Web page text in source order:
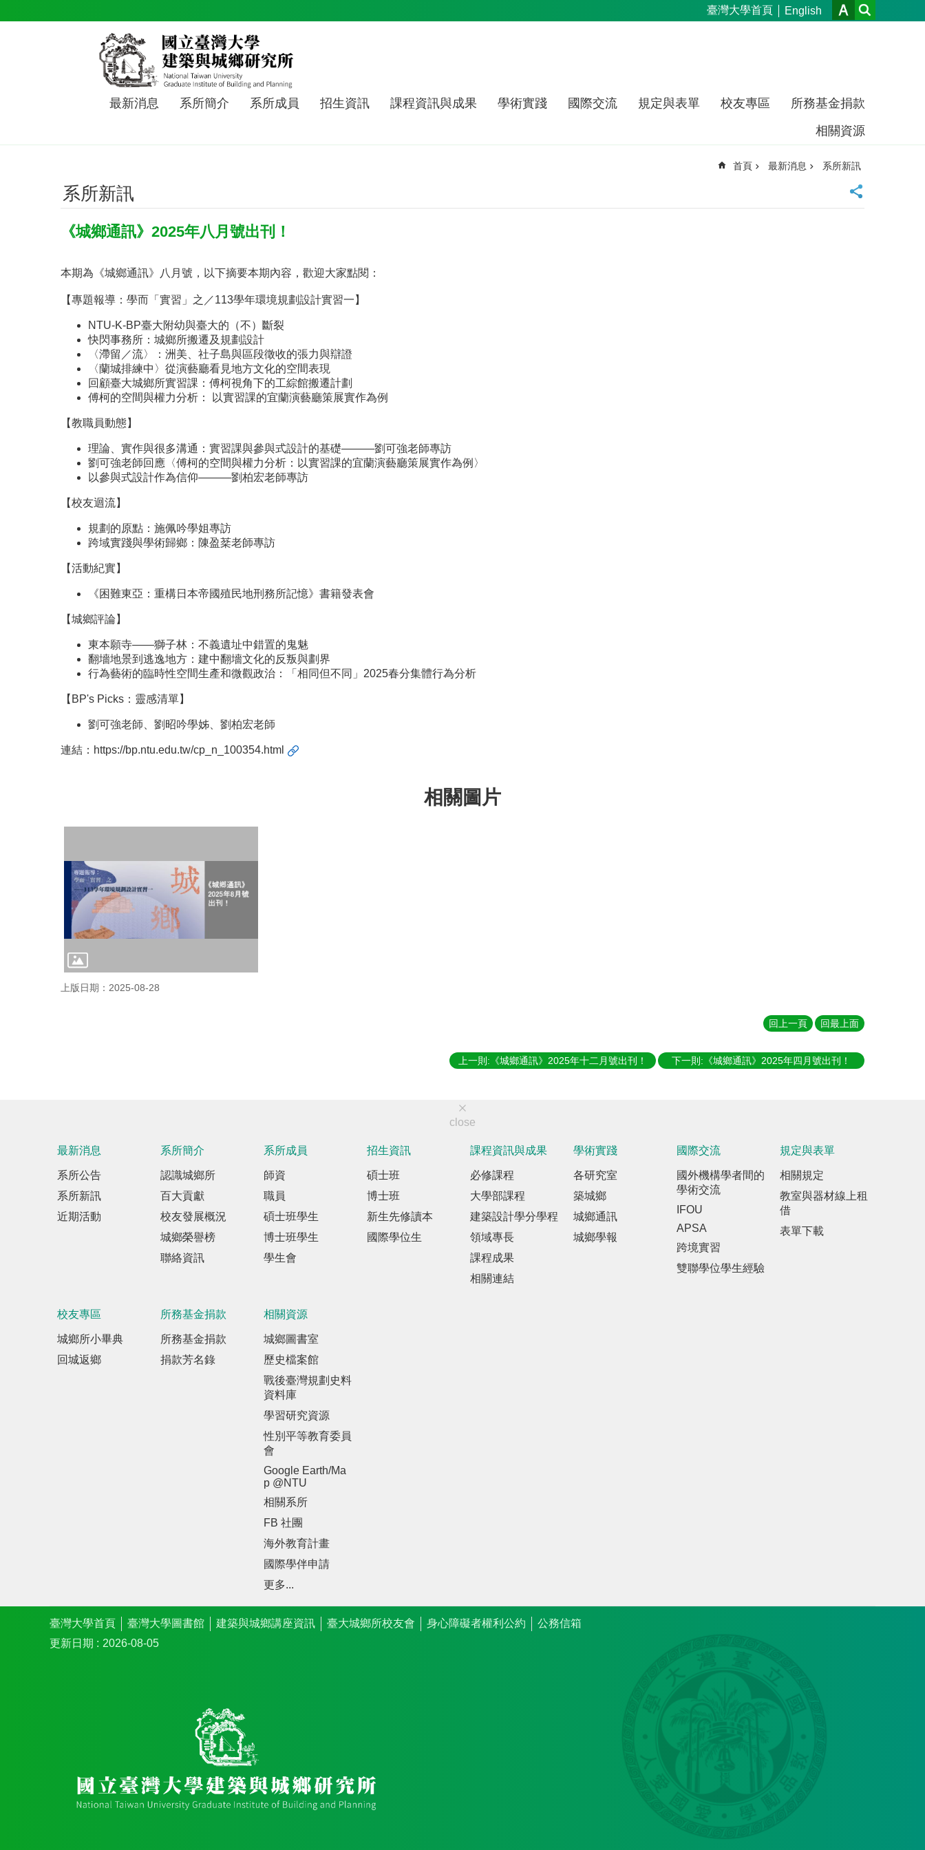
臺灣大學首頁 English
最新消息 系所簡介 系所成員 招生資訊 課程資訊與成果 學術實踐 國際交流 規定與表單 校友專區
所務基金捐款
相關資源
首頁 最新消息 系所新訊
系所新訊
《城鄉通訊》2025年八月號出刊！
本期為《城鄉通訊》八月號，以下摘要本期內容，歡迎大家點閱：
【專題報導：學而「實習」之／113學年環境規劃設計實習一】
NTU-K-BP臺大附幼與臺大的（不）斷裂
快閃事務所：城鄉所搬遷及規劃設計
〈滯留／流〉：洲美、社子島與區段徵收的張力與辯證
〈蘭城排練中〉從演藝廳看見地方文化的空間表現
回顧臺大城鄉所實習課：傅柯視角下的工綜館搬遷計劃
傅柯的空間與權力分析： 以實習課的宜蘭演藝廳策展實作為例
【教職員動態】
理論、實作與很多溝通：實習課與參與式設計的基礎———劉可強老師專訪
劉可強老師回應〈傅柯的空間與權力分析：以實習課的宜蘭演藝廳策展實作為例〉
以參與式設計作為信仰———劉柏宏老師專訪
【校友迴流】
規劃的原點：施佩吟學姐專訪
跨域實踐與學術歸鄉：陳盈棻老師專訪
【活動紀實】
《困難東亞：重構日本帝國殖民地刑務所記憶》書籍發表會
【城鄉評論】
東本願寺——獅子林：不義遺址中錯置的鬼魅
翻墻地景到逃逸地方：建中翻墻文化的反叛與劃界
行為藝術的臨時性空間生產和微觀政治：「相同但不同」2025春分集體行為分析
【BP's Picks：靈感清單】
劉可強老師、劉昭吟學姊、劉柏宏老師
連結： https://bp.ntu.edu.tw/cp_n_100354.html
相關圖片
上版日期：2025-08-28
回上一頁 回最上面
上一則:《城鄉通訊》2025年十二月號出刊！ 下一則:《城鄉通訊》2025年四月號出刊！
close
最新消息
系所公告
系所新訊
近期活動
系所簡介
認識城鄉所
百大貢獻
校友發展概況
城鄉榮譽榜
聯絡資訊
系所成員
師資
職員
碩士班學生
博士班學生
學生會
招生資訊
碩士班
博士班
新生先修讀本
國際學位生
課程資訊與成果
必修課程
大學部課程
建築設計學分學程
領域專長
課程成果
相關連結
學術實踐
各研究室
築城鄉
城鄉通訊
城鄉學報
國際交流
國外機構學者間的
學術交流
IFOU
APSA
跨境實習
雙聯學位學生經驗
規定與表單
相關規定
教室與器材線上租
借
表單下載
校友專區
城鄉所小畢典
回城返鄉
所務基金捐款
所務基金捐款
捐款芳名錄
相關資源
城鄉圖書室
歷史檔案館
戰後臺灣規劃史料
資料庫
學習研究資源
性別平等教育委員
會
Google Earth/Ma
p @NTU
相關系所
FB 社團
海外教育計畫
國際學伴申請
更多...
臺灣大學首頁 臺灣大學圖書館 建築與城鄉講座資訊 臺大城鄉所校友會 身心障礙者權利公約
公務信箱
更新日期
2026-08-05